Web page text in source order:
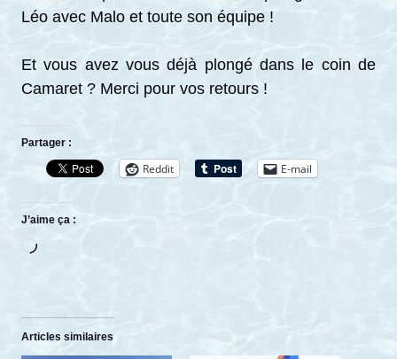
Léo avec Malo et toute son équipe !
Et vous avez vous déjà plongé dans le coin de
Camaret ? Merci pour vos retours !
Partager :
Reddit E-mail
J’aime ça :
Chargement…
Articles similaires